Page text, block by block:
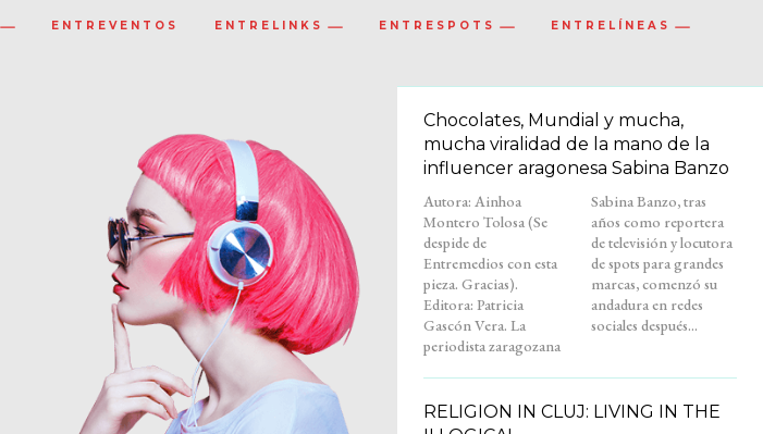
ENTREVENTOS ENTRELINKS ENTRESPOTS ENTRELÍNEAS
Chocolates, Mundial y mucha,
mucha viralidad de la mano de la
influencer aragonesa Sabina Banzo
Autora: Ainhoa
Montero Tolosa (Se
despide de
Entremedios con esta
pieza. Gracias).
Editora: Patricia
Gascón Vera. La
periodista zaragozana
Sabina Banzo, tras
años como reportera
de televisión y locutora
de spots para grandes
marcas, comenzó su
andadura en redes
sociales después...
RELIGION IN CLUJ: LIVING IN THE